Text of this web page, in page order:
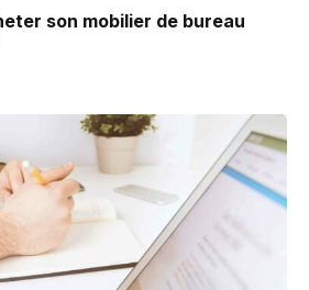
son mobilier de bureau